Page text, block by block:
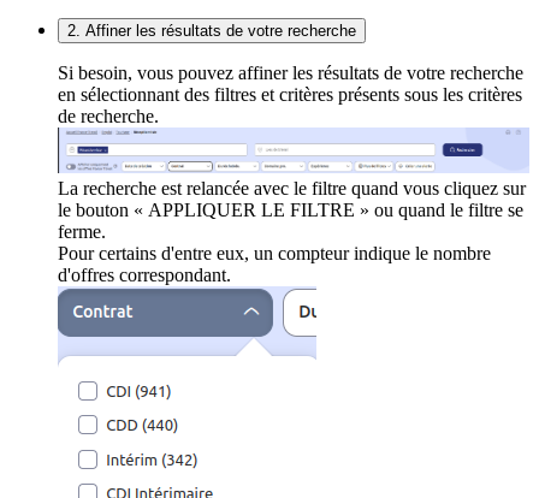
2. Affiner les résultats de votre recherche
Si besoin, vous pouvez affiner les résultats de votre recherche
en sélectionnant des filtres et critères présents sous les critères
de recherche.
La recherche est relancée avec le filtre quand vous cliquez sur
le bouton « APPLIQUER LE FILTRE » ou quand le filtre se
ferme.
Pour certains d'entre eux, un compteur indique le nombre
d'offres correspondant.